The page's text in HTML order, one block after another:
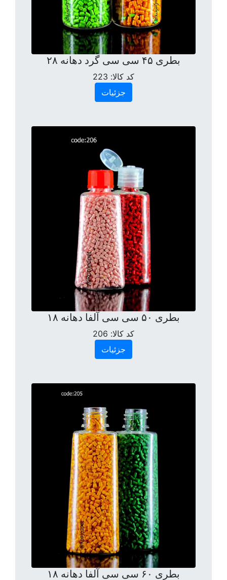
بطری ۴۵ سی سی گرد دهانه ۲۸
کد کالا: 223
جزئیات
بطری ۵۰ سی سی آلفا دهانه ۱۸
کد کالا: 206
جزئیات
بطری ۶۰ سی سی آلفا دهانه ۱۸